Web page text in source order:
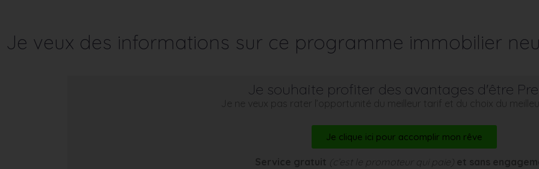
Je veux des informations sur ce programme immobilier
Je souhaite profiter des avantages d'être
Je ne veux pas rater l’opportunité du meilleur tarif et du choix du
Je clique ici pour accomplir mon rêve
Service gratuit (c’est le promoteur qui paie) et sans